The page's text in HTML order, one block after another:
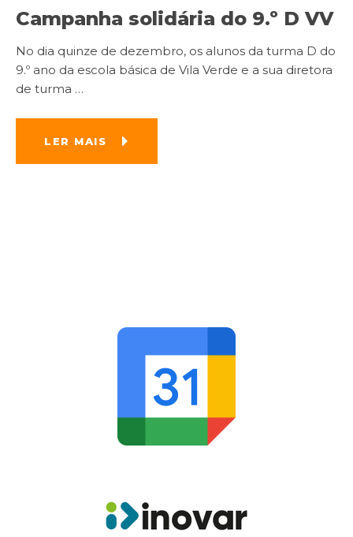
Campanha solidária do 9.º D VV
No dia quinze de dezembro, os alunos da turma D do
9.º ano da escola básica de Vila Verde e a sua diretora
de turma …
LER MAIS